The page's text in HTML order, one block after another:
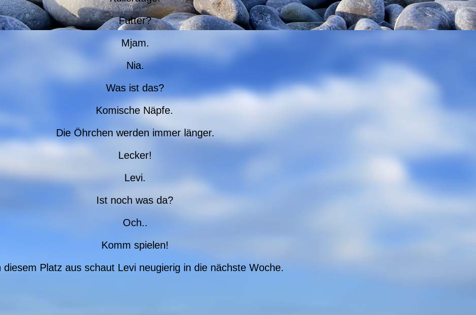
Futter?
Mjam.
Nia.
Was ist das?
Komische Näpfe.
Die Öhrchen werden immer länger.
Lecker!
Levi.
Ist noch was da?
Och..
Komm spielen!
diesem Platz aus schaut Levi neugierig in die nächste Woche.